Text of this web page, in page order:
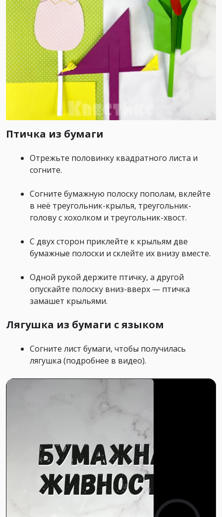
Птичка из бумаги
Отрежьте половинку квадратного листа и
согните. ⠀
Согните бумажную полоску пополам, вклейте
в неё треугольник-крылья, треугольник-
голову с хохолком и треугольник-хвост.
С двух сторон приклейте к крыльям две
бумажные полоски и склейте их внизу вместе.
Одной рукой держите птичку, а другой
опускайте полоску вниз-вверх — птичка
замашет крыльями. ⠀
Лягушка из бумаги с языком
Согните лист бумаги, чтобы получилась
лягушка (подробнее в видео).